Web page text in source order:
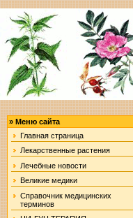
» Меню сайта
Главная страница
Лекарственные растения
Лечебные новости
Великие медики
Справочник медицинских
терминов